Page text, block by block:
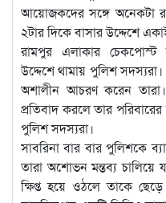
আয়োজকদের সঙ্গে অনেকটা
২টার দিকে বাসার উদ্দেশে
রামপুর এলাকার চেকপোস্ট
উদ্দেশে থামায় পুলিশ
অশালীন আচরণ করেন
প্রতিবাদ করলে তার
পুলিশ সদস্যরা।
সাবরিনা বার বার পুলিশকে
তারা অশোভন মন্তব্য চালিয়ে
ক্ষিপ্ত হয়ে ওঠলে তাকে